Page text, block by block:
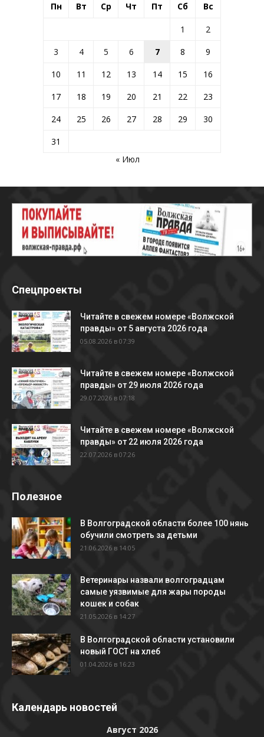
Пн Вт Ср Чт Пт Сб Вс
1
2
3
4 5 6 7 8
9
10
11 12 13 14 15
16
17
18 19 20 21 22
23
24
25 26 27 28 29
30
31
« Июл
Спецпроекты
Читайте в свежем номере «Волжской
правды» от 5 августа 2026 года
05.08.2026 в 07:39
Читайте в свежем номере «Волжской
правды» от 29 июля 2026 года
29.07.2026 в 07:18
Читайте в свежем номере «Волжской
правды» от 22 июля 2026 года
22.07.2026 в 07:26
Полезное
В Волгоградской области более 100 нянь
обучили смотреть за детьми
21.06.2026 в 14:05
Ветеринары назвали волгоградцам
самые уязвимые для жары породы
кошек и собак
21.05.2026 в 14:27
В Волгоградской области установили
новый ГОСТ на хлеб
01.04.2026 в 16:23
Календарь новостей
Август 2026